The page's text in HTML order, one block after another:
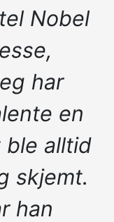
Nobel
har
en
ble alltid
skjemt.
han